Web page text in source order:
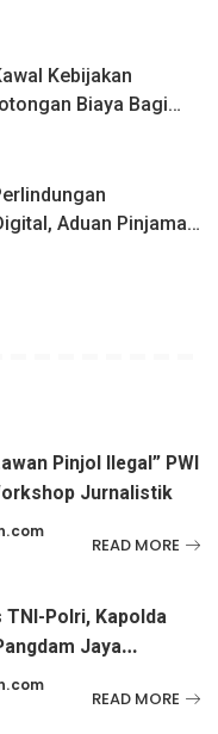
Kebijakan
Biaya Bagi
Aduan Pinjaman
Perhatian Serius
Pinjol Ilegal” PWI
Jurnalistik
READ MORE
Polri, Kapolda
Jaya
Brimob Polri
READ MORE